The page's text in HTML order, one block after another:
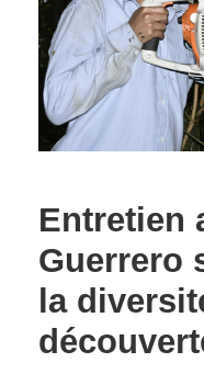
Entretien
Guerrero
la